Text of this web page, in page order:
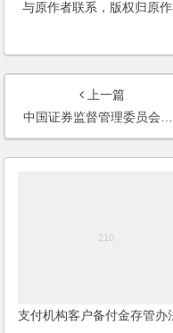
与原作者联系，版权归原作
上一篇
中国证券监督管理委员会关于《期货交易管理条例》第七十条第五项“其他操纵期货交易价格行为”的规定
支付机构客户备付金存管办